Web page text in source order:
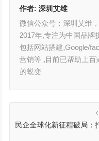
作者:深圳艾维
微信公众号：深圳艾维
2017年,专注为中国品牌
包括网站搭建,Google/
营销等 ,目前已帮助上百
的蜕变
民企全球化新征程破局：